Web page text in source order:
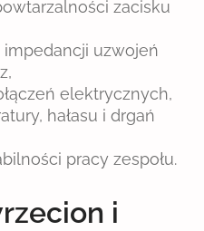
zacisku
uzwojeń
elektrycznych,
hałasu i drgań
pracy zespołu.
i